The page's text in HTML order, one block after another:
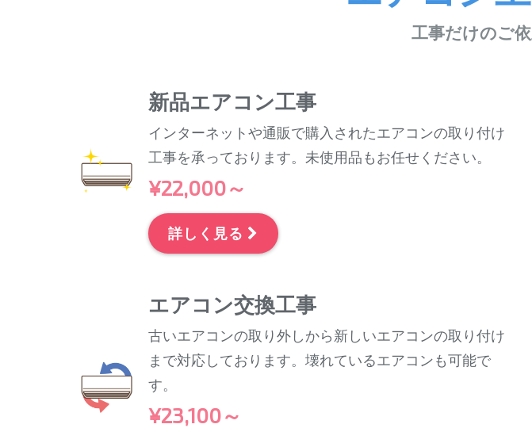
工事だけのご
新品エアコン工事
インターネットや通販で購入されたエアコンの取り付け
工事を承っております。未使用品もお任せください。
¥22,000～
詳しく見る
エアコン交換工事
古いエアコンの取り外しから新しいエアコンの取り付け
まで対応しております。壊れているエアコンも可能で
す。
¥23,100～